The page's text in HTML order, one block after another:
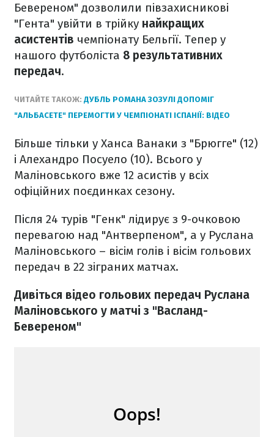
Бевереном" дозволили півзахисникові
"Гента" увійти в трійку найкращих
асистентів чемпіонату Бельгії. Тепер у
нашого футболіста 8 результативних
передач.
ЧИТАЙТЕ ТАКОЖ: ДУБЛЬ РОМАНА ЗОЗУЛІ ДОПОМІГ
"АЛЬБАСЕТЕ" ПЕРЕМОГТИ У ЧЕМПІОНАТІ ІСПАНІЇ: ВІДЕО
Більше тільки у Ханса Ванаки з "Брюгге" (12)
і Алехандро Посуело (10). Всього у
Маліновського вже 12 асистів у всіх
офіційних поєдинках сезону.
Після 24 турів "Генк" лідирує з 9-очковою
перевагою над "Антверпеном", а у Руслана
Маліновського – вісім голів і вісім гольових
передач в 22 зіграних матчах.
Дивіться відео гольових передач Руслана
Маліновського у матчі з "Васланд-
Бевереном"